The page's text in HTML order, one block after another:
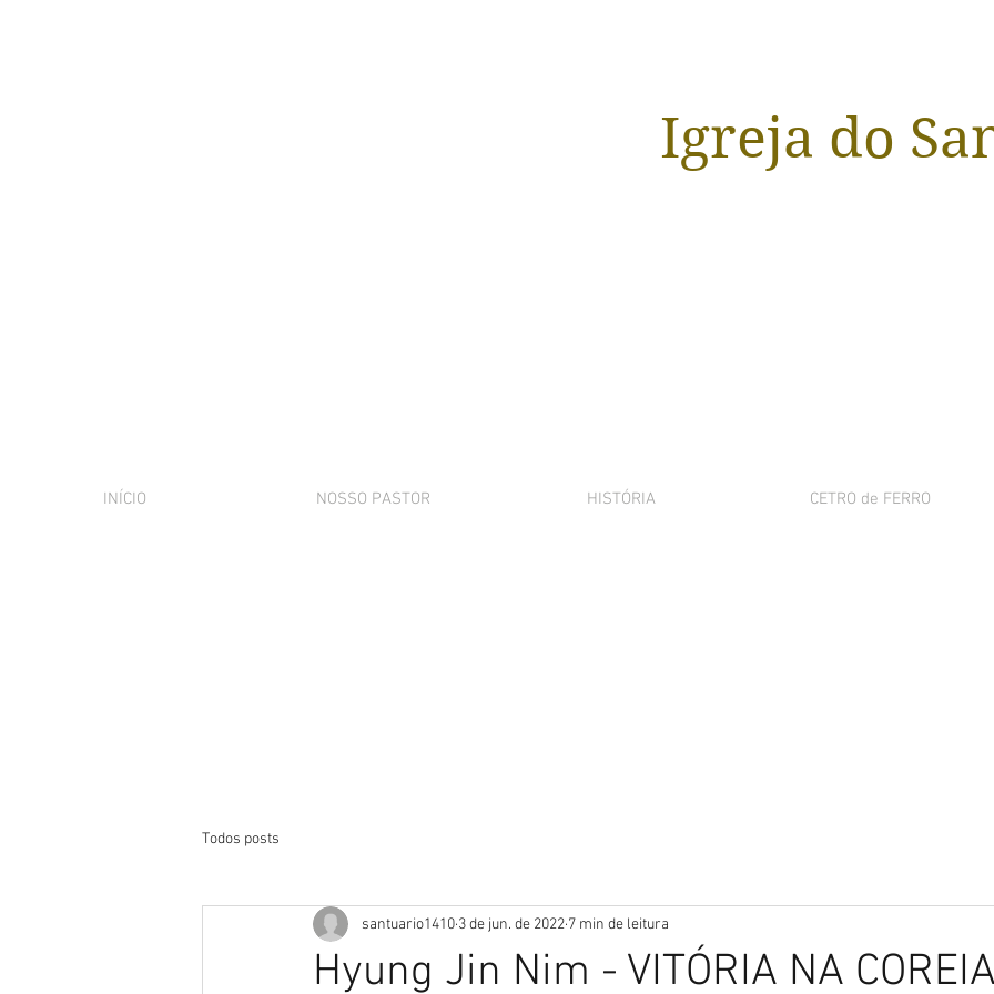
Igreja do
INÍCIO NOSSO PASTOR HISTÓRIA CETRO de FERRO
Todos posts
Hyung Jin Nim - VITÓRIA NA COREIA
santuario1410 3 de jun. de 2022 7 min de leitura